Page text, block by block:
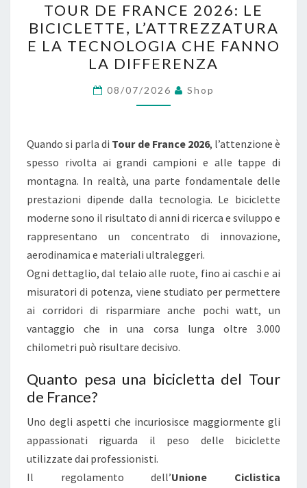
O
U
R
D
E
F
A
N
C
E
2
0
2
6
:
L
E
B
C
C
L
E
T
TOUR DE FRANCE 2026: LE
BICICLETTE, L’ATTREZZATURA
E LA TECNOLOGIA CHE FANNO
LA DIFFERENZA
08/07/2026 Shop
Quando si parla di Tour de France 2026, l’attenzione è
spesso rivolta ai grandi campioni e alle tappe di
montagna. In realtà, una parte fondamentale delle
prestazioni dipende dalla tecnologia. Le biciclette
moderne sono il risultato di anni di ricerca e sviluppo e
rappresentano un concentrato di innovazione,
aerodinamica e materiali ultraleggeri.
Ogni dettaglio, dal telaio alle ruote, fino ai caschi e ai
misuratori di potenza, viene studiato per permettere
ai corridori di risparmiare anche pochi watt, un
vantaggio che in una corsa lunga oltre 3.000
chilometri può risultare decisivo.
Quanto pesa una bicicletta del Tour
de France?
Uno degli aspetti che incuriosisce maggiormente gli
appassionati riguarda il peso delle biciclette
utilizzate dai professionisti.
Il regolamento dell’Unione Ciclistica